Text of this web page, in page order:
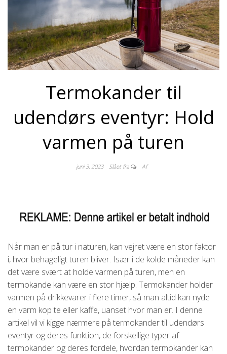
Termokander til
udendørs eventyr: Hold
varmen på turen
juni 3, 2023 Slået fra Af
Når man er på tur i naturen, kan vejret være en stor faktor
i, hvor behageligt turen bliver. Især i de kolde måneder kan
det være svært at holde varmen på turen, men en
termokande kan være en stor hjælp. Termokander holder
varmen på drikkevarer i flere timer, så man altid kan nyde
en varm kop te eller kaffe, uanset hvor man er. I denne
artikel vil vi kigge nærmere på termokander til udendørs
eventyr og deres funktion, de forskellige typer af
termokander og deres fordele, hvordan termokander kan